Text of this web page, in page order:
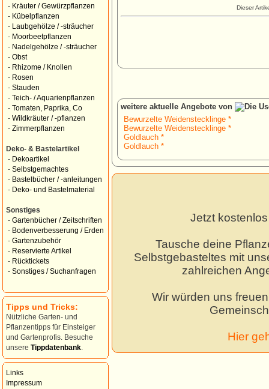
- Kräuter / Gewürzpflanzen
- Kübelpflanzen
-
Laubgehölze / -sträucher
- Moorbeetpflanzen
- Nadelgehölze / -sträucher
- Obst
- Rhizome / Knollen
- Rosen
- Stauden
- Teich- / Aquarienpflanzen
- Tomaten, Paprika, Co
- Wildkräuter / -pflanzen
- Zimmerpflanzen
Deko- & Bastelartikel
- Dekoartikel
- Selbstgemachtes
- Bastelbücher / -anleitungen
- Deko- und Bastelmaterial
Sonstiges
- Gartenbücher / Zeitschriften
- Bodenverbesserung / Erden
- Gartenzubehör
- Reservierte Artikel
- Rücktickets
- Sonstiges / Suchanfragen
Tipps und Tricks:
Nützliche Garten- und
Pflanzentipps für Einsteiger
und Gartenprofis. Besuche
unsere Tippdatenbank
Links
Impressum
Dieser
weitere aktuelle Angebote von
Bewurzelte Weidenstecklinge *
Bewurzelte Weidenstecklinge *
Goldlauch *
Goldlauch *
Jetzt
Tausche deine
Selbstgebasteltes mit
zahlreichen
Wir würden uns
Hier